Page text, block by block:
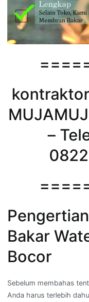
–
Bakar
Bocor
Sebelum membahas
Anda harus terlebih